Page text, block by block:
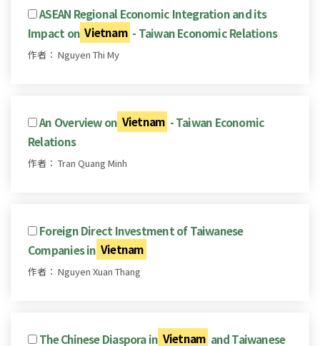
ASEAN Regional Economic Integration and its
Impact on Vietnam - Taiwan Economic Relations
作者： Nguyen Thi My
An Overview on Vietnam - Taiwan Economic
Relations
作者： Tran Quang Minh
Foreign Direct Investment of Taiwanese
Companies in Vietnam
作者： Nguyen Xuan Thang
The Chinese Diaspora in Vietnam and Taiwanese